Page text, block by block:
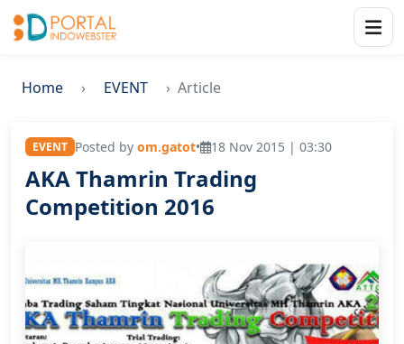
Home EVENT Article
EVENT Posted by om.gatot• 18 Nov 2015 | 03:30
AKA Thamrin Trading
Competition 2016